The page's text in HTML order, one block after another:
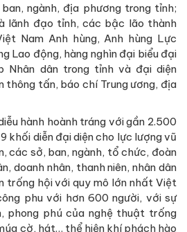
ngành, địa phương trong tỉnh;
lãnh đạo tỉnh, các bậc lão thành
Nam Anh hùng, Anh hùng Lực
Lao động, hàng nghìn đại biểu đại
Nhân dân trong tỉnh và đại diện
thông tấn, báo chí Trung ương, địa
hành hoành tráng với gần 2.500
khối diễn đại diện cho lực lượng vũ
các sở, ban, ngành, tổ chức, đoàn
doanh nhân, thanh niên, nhân dân
trống hội với quy mô lớn nhất Việt
phu với hơn 600 người, với sự
phong phú của nghệ thuật trống
cờ, hát… thể hiện khí phách hào